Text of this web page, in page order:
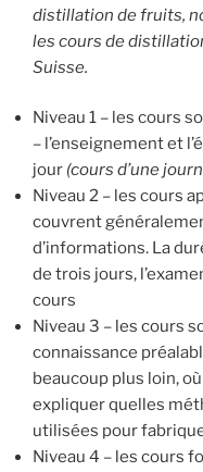
distillation de fruits,
les cours de
Suisse.
Niveau 1 – les cours
– l’enseignement et
jour (cours d’une
Niveau 2 – les cours
couvrent
d’informations. La
de trois jours,
cours
Niveau 3 – les cours
connaissance
beaucoup plus loin,
expliquer quelles
utilisées pour
Niveau 4 – les cours